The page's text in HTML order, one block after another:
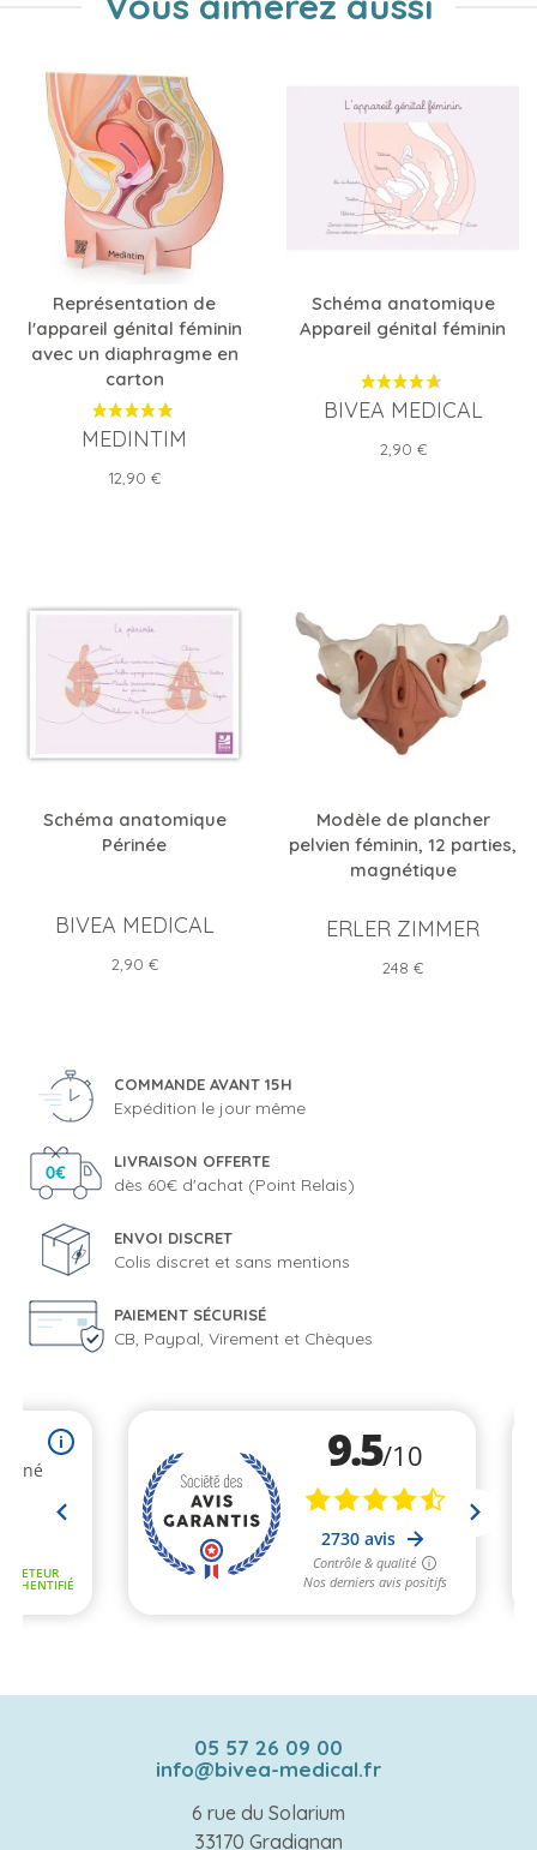
Représentation de
l'appareil génital féminin
avec un diaphragme en
carton
MEDINTIM
Prix
12,90 €
Schéma anatomique
Appareil génital féminin
BIVEA MEDICAL
Prix
2,90 €
Schéma anatomique
Périnée
BIVEA MEDICAL
Prix
2,90 €
Modèle de plancher
pelvien féminin, 12 parties,
magnétique
ERLER ZIMMER
Prix
248 €
COMMANDE AVANT 15H
Expédition le jour même
LIVRAISON OFFERTE
dès 60€ d'achat (Point Relais)
ENVOI DISCRET
Colis discret et sans mentions
PAIEMENT SÉCURISÉ
CB, Paypal, Virement et Chèques
05 57 26 09 00
info@bivea-medical.fr
6 rue du Solarium
33170 Gradignan